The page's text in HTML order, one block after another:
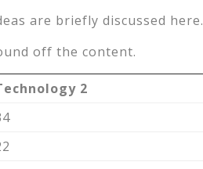
are briefly discussed here.
off the content.
2